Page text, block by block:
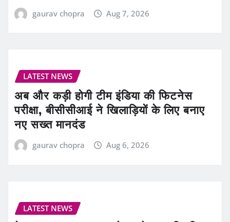
gaurav chopra Aug 7, 2026
LATEST NEWS
अब और कड़ी होगी टीम इंडिया की फिटनेस
परीक्षा, बीसीसीआई ने खिलाड़ियों के लिए बनाए
नए सख्त मानदंड
gaurav chopra Aug 6, 2026
LATEST NEWS